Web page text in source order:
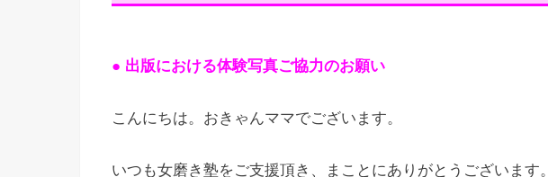
● 出版における体験写真ご協力のお願い
こんにちは。おきゃんママでございます。
いつも女磨き塾をご支援頂き、まことにありがとうございます。